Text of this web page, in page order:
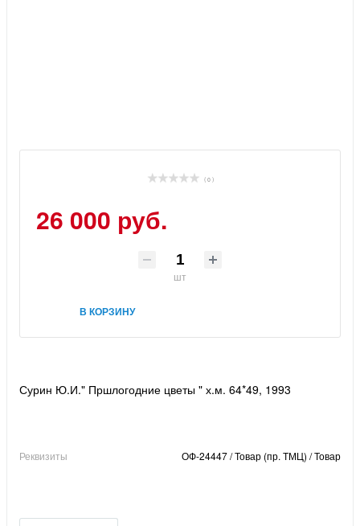
( 0 )
26 000 руб.
шт
В КОРЗИНУ
Сурин Ю.И." Пршлогодние цветы " х.м. 64*49, 1993
Реквизиты ОФ-24447 / Товар (пр. ТМЦ) / Товар